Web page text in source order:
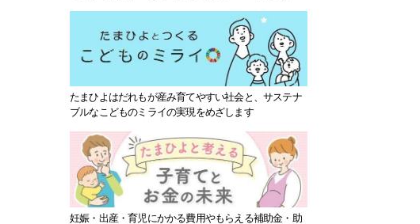
たまひよはだれもが産み育てやすい社会と、サステナ
ブルなこどものミライの実現をめざします
妊娠・出産・育児にかかる費用やもらえる補助金・助